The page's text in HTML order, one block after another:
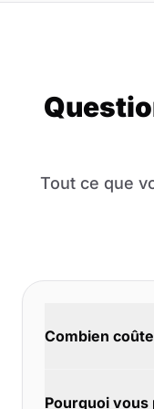
Tout ce que
Combien
Apt, nous
Pourquoi